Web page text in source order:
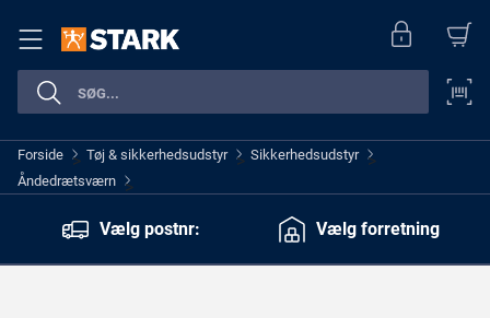
Forside > Tøj & sikkerhedsudstyr > Sikkerhedsudstyr >
Åndedrætsværn >
Vælg postnr:
Vælg forretning